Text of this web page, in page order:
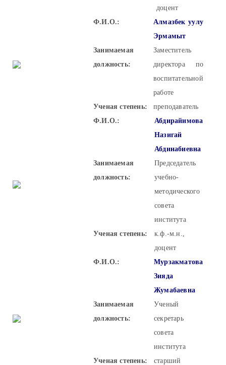
доцент
Ф.И.О.:
Алмазбек уулу
Эрмамыт
Занимаемая
должность:
Заместитель
директора по
воспитательной
работе
Ученая степень:
преподаватель
Ф.И.О.:
Абдирайимова
Назигай
Абдинабиевна
Занимаемая
должность:
Председатель
учебно-
методического
совета
института
Ученая степень:
к.ф.-м.н.,
доцент
Ф.И.О.:
Мурзакматова
Зияда
Жумабаевна
Занимаемая
должность:
Ученый
секретарь
совета
института
Ученая степень:
старший